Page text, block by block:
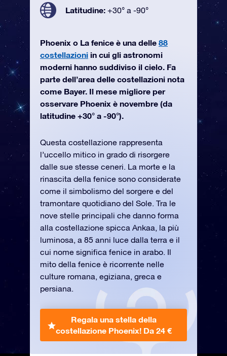
Latitudine: +30° a -90°
Phoenix o La fenice è una delle 88
costellazioni in cui gli astronomi
moderni hanno suddiviso il cielo. Fa
parte dell’area delle costellazioni nota
come Bayer. Il mese migliore per
osservare Phoenix è novembre (da
latitudine +30° a -90°).
Questa costellazione rappresenta
l’uccello mitico in grado di risorgere
dalle sue stesse ceneri. La morte e la
rinascita della fenice sono considerate
come il simbolismo del sorgere e del
tramontare quotidiano del Sole. Tra le
nove stelle principali che danno forma
alla costellazione spicca Ankaa, la più
luminosa, a 85 anni luce dalla terra e il
cui nome significa fenice in arabo. Il
mito della fenice è ricorrente nelle
culture romana, egiziana, greca e
persiana.
Regala una stella della
costellazione Phoenix! Da 24 €